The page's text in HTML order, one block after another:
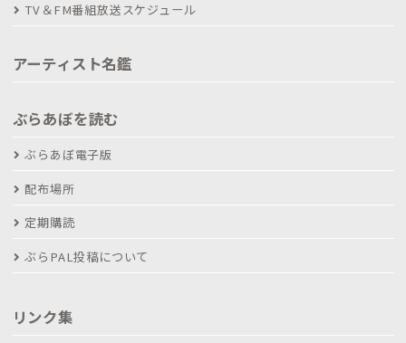
TV＆FM番組放送スケジュール
アーティスト名鑑
ぶらあぼを読む
ぶらあぼ電子版
配布場所
定期購読
ぶらPAL投稿について
リンク集